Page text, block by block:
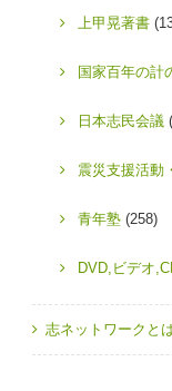
上甲晃著書
国家百年の計
日本志民会議
震災支援活動
青年塾 (258)
DVD,ビデオ
志ネットワークと